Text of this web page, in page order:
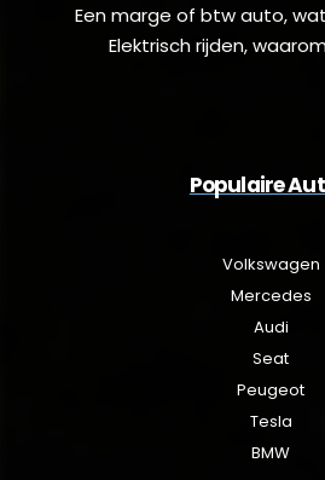
Een marge of btw auto,
Elektrisch rijden,
Populaire
Volkswagen
Mercedes
Audi
Seat
Peugeot
Tesla
BMW